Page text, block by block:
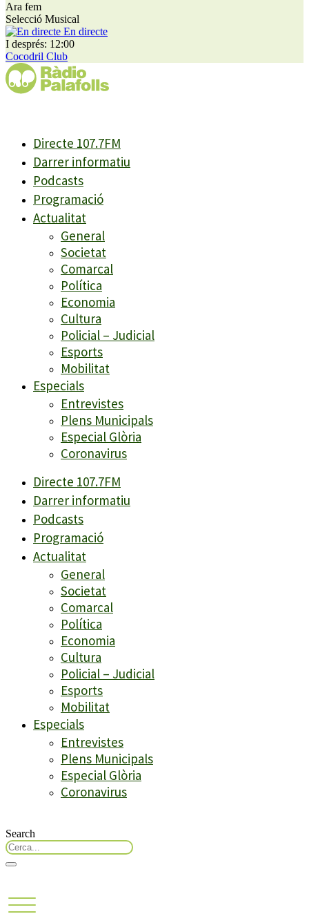
Ara fem
Selecció Musical
En directe
I després: 12:00
Cocodril Club
Directe 107.7FM
Darrer informatiu
Podcasts
Programació
Actualitat
General
Societat
Comarcal
Política
Economia
Cultura
Policial – Judicial
Esports
Mobilitat
Especials
Entrevistes
Plens Municipals
Especial Glòria
Coronavirus
Directe 107.7FM
Darrer informatiu
Podcasts
Programació
Actualitat
General
Societat
Comarcal
Política
Economia
Cultura
Policial – Judicial
Esports
Mobilitat
Especials
Entrevistes
Plens Municipals
Especial Glòria
Coronavirus
Search